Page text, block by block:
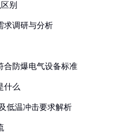
别
求调研与分析
合防爆电气设备标准
什么
低温冲击要求解析